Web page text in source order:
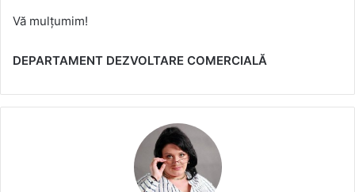
Vă mulțumim!
DEPARTAMENT DEZVOLTARE COMERCIALĂ